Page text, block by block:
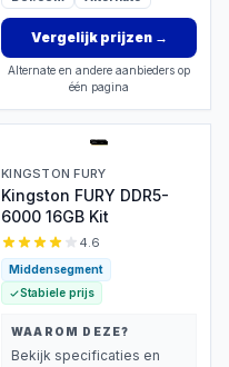
Vergelijk prijzen→
Alternate en andere aanbieders op
één pagina
KINGSTON FURY
Kingston FURY DDR5-
6000 16GB Kit
4.6
Middensegment
Stabiele prijs
WAAROM DEZE?
Bekijk specificaties en